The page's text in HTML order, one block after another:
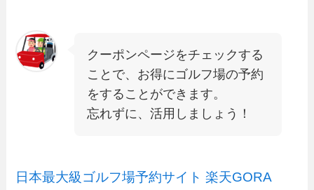
クーポンページをチェックする
ことで、お得にゴルフ場の予約
をすることができます。
忘れずに、活用しましょう！
日本最大級ゴルフ場予約サイト 楽天GORA